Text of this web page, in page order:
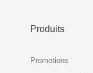
Produits
Promotions